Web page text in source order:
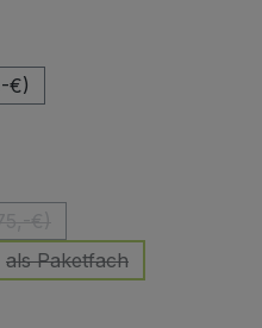
€)
nicht verfügbar.)
ist zurzeit nicht verfügbar.)
als Paketfach
(Diese Option ist zurzeit